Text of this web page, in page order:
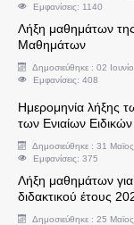
Διαύγεια
ΑΣΕΠ-
Εμφανίσεις: 1140
Λήξη μαθημάτων της
Μαθημάτων
Δημοσιεύθηκε : 02
Εμφανίσεις: 408
Ημερομηνία λήξης
των Ενιαίων
Δημοσιεύθηκε : 31
Εμφανίσεις: 375
Λήξη μαθημάτων
διδακτικού έτους
Δημοσιεύθηκε : 25